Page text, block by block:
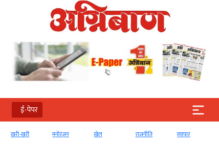
ई-पेपर
खरी-खरी मनोरंजन खेल राजनीति व्‍यापार